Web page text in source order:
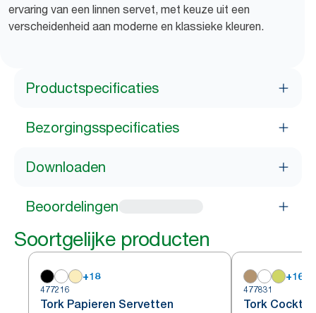
ervaring van een linnen servet, met keuze uit een
verscheidenheid aan moderne en klassieke kleuren.
Productspecificaties
Bezorgingsspecificaties
Downloaden
Beoordelingen
Soortgelijke producten
+18
477216
Tork Papieren Servetten
+16
477831
Tork